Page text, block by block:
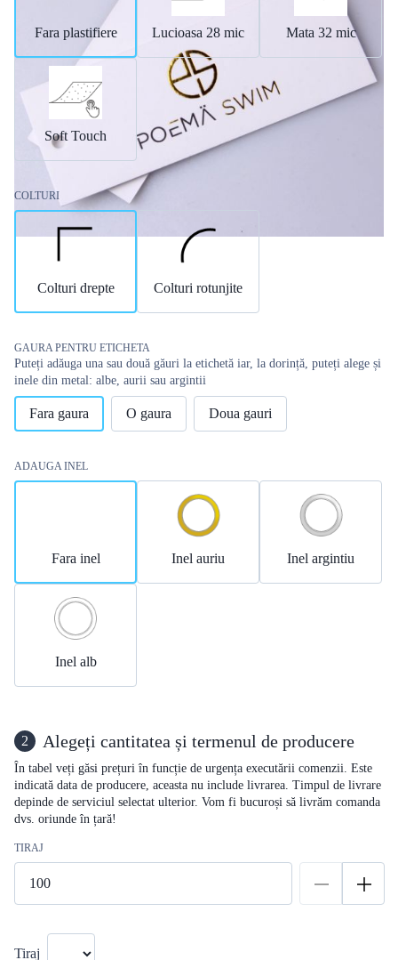
Fara plastifiere Lucioasa 28 mic Mata 32 mic
Soft Touch
COLTURI
Colturi drepte Colturi rotunjite
GAURA PENTRU ETICHETA
Puteți adăuga una sau două găuri la etichetă iar, la dorință, puteți alege și
inele din metal: albe, aurii sau argintii
Fara gaura O gaura Doua gauri
ADAUGA INEL
Fara inel Inel auriu Inel argintiu
Inel alb
2 Alegeți cantitatea și termenul de producere
În tabel veți găsi prețuri în funcție de urgența executării comenzii. Este
indicată data de producere, aceasta nu include livrarea. Timpul de livrare
depinde de serviciul selectat ulterior. Vom fi bucuroși să livrăm comanda
dvs. oriunde în țară!
TIRAJ
Tiraj